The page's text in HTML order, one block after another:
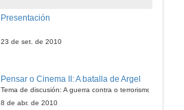
Presentación
23 de set. de 2010
Pensar o Cinema II: A batalla de Argel
Tema de discusión: A guerra contra o terrorismo.
8 de abr. de 2010